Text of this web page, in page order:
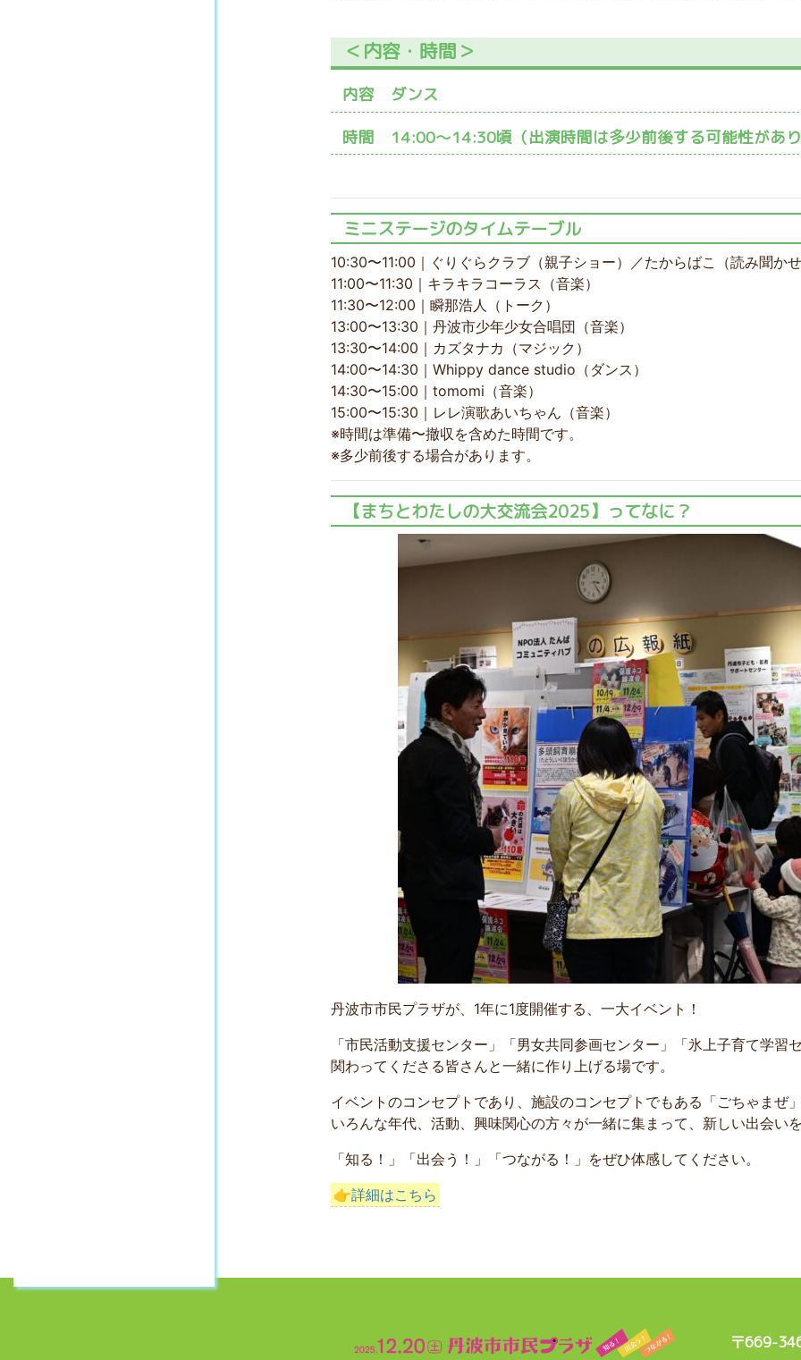
＜内容・時間＞
内容 ダンス
時間 14:00〜14:30頃（出演時間は多少前後する可能性があ
ミニステージのタイムテーブル
10:30〜11:00｜ぐりぐらクラブ（親子ショー）／たからばこ（読み聞か
11:00〜11:30｜キラキラコーラス（音楽）
11:30〜12:00｜瞬那浩人（トーク）
13:00〜13:30｜丹波市少年少女合唱団（音楽）
13:30〜14:00｜カズタナカ（マジック）
14:00〜14:30｜Whippy dance studio（ダンス）
14:30〜15:00｜tomomi（音楽）
15:00〜15:30｜レレ演歌あいちゃん（音楽）
※時間は準備〜撤収を含めた時間です。
※多少前後する場合があります。
【まちとわたしの大交流会2025】ってなに？
丹波市市民プラザが、1年に1度開催する、一大イベント！
「市民活動支援センター」「男女共同参画センター」「氷上子育て学
関わってくださる皆さんと一緒に作り上げる場です。
イベントのコンセプトであり、施設のコンセプトでもある「ごちゃまぜ
いろんな年代、活動、興味関心の方々が一緒に集まって、新しい出会い
「知る！」「出会う！」「つながる！」をぜひ体感してください。
👉詳細はこちら
〒669-